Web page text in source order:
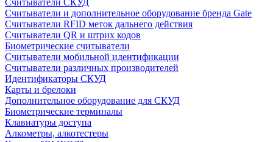
Считыватели СКУД
Считыватели и дополнительное оборудование бренда Gate
Считыватели RFID меток дальнего действия
Считыватели QR и штрих кодов
Биометрические считыватели
Считыватели мобильной идентификации
Считыватели различных производителей
Идентификаторы СКУД
Карты и брелоки
Дополнительное оборудование для СКУД
Биометрические терминалы
Клавиатуры доступа
Алкометры, алкотестеры